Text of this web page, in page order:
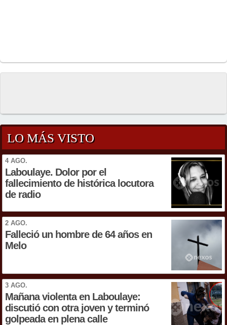
LO MÁS VISTO
4 AGO.
Laboulaye. Dolor por el
fallecimiento de histórica locutora
de radio
2 AGO.
Falleció un hombre de 64 años en
Melo
3 AGO.
Mañana violenta en Laboulaye:
discutió con otra joven y terminó
golpeada en plena calle